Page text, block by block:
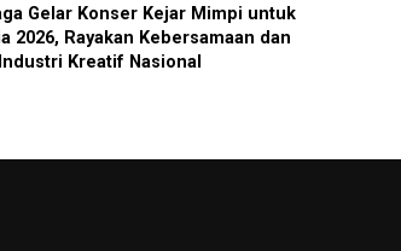
Gelar Konser Kejar Mimpi untuk
2026, Rayakan Kebersamaan dan
Kreatif Nasional